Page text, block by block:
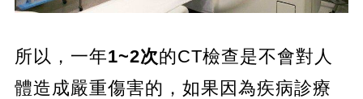
所以，一年1~2次的CT檢查是不會對人
體造成嚴重傷害的，如果因為疾病診療